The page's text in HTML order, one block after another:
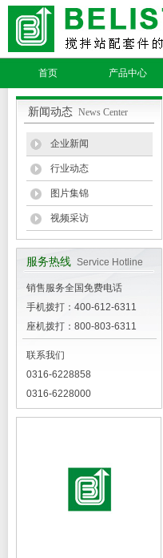
首页 产品中心
新闻动态 News Center
企业新闻
行业动态
图片集锦
视频采访
服务热线 Service Hotline
销售服务全国免费电话
手机拨打：400-612-6311
座机拨打：800-803-6311
联系我们
0316-6228858
0316-6228000